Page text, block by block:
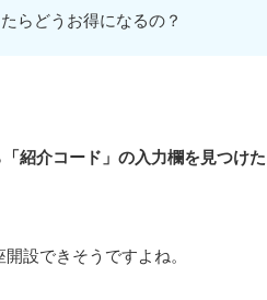
らどうお得になるの？
「紹介コード」の入力欄を見つけた
設できそうですよね。